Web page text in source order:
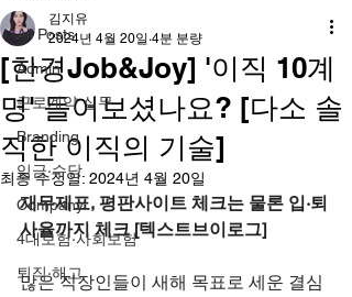
All Posts
Admin
근로계약 실무
Branding
임금·수당
Company
4대보험·사회보험
퇴직·해고
[한경Job&Joy] '이직 10계
명' 들어보셨나요? [다소 솔
직한 이직의 기술]
김지유
2024년 4월 20일 4분 분량
최종 수정일: 2024년 4월 20일
재무제표, 평판사이트 체크는 물론 입·퇴
사율까지 체크 [텍스트브이로그]
많은 직장인들이 새해 목표로 세운 결심